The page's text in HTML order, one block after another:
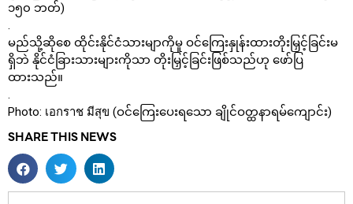
၁၅၀ ဘတ်)
.
မည်သို့ဆိုစေ ထိုင်းနိုင်ငံသားမျာကိုမူ ဝင်ကြေးနှုန်းထားတိုးမြှင့်ခြင်းမ
ရှိဘဲ နိုင်ငံခြားသားများကိုသာ တိုးမြှင့်ခြင်းဖြစ်သည်ဟု ဖော်ပြ
ထားသည်။
.
Photo: เอกราช มีสุข (ဝင်ကြေးပေးရသော ချိုင်ဝတ္ထနာရမ်ကျောင်း)
SHARE THIS NEWS